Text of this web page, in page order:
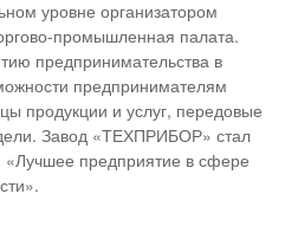
уровне организатором
промышленная палата.
предпринимательства в
предпринимателям
продукции и услуг, передовые
Завод «ТЕХПРИБОР» стал
предприятие в сфере